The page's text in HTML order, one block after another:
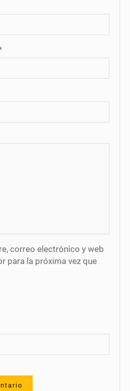
correo electrónico y web
para la próxima vez que